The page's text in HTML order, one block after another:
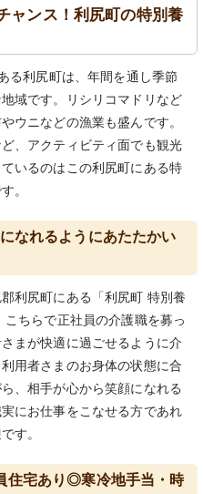
ャンス！利尻町の特別養
る利尻町は、年間を通し季節
域です。リシリコマドリなど
ウニなどの漁業も盛んです。
、アクティビティ面でも観光
いるのはこの利尻町にある特
。
なれるようにあたたかい
利尻町にある「利尻町 特別養
ちらで正社員の介護職を募っ
まが快適に過ごせるように介
用者さまのお身体の状態に合
、相手が心から笑顔になれる
にお仕事をこなせる方であれ
す。
住宅あり◎寒冷地手当・時